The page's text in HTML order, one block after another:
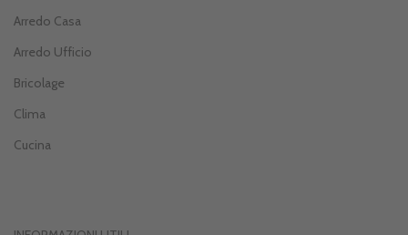
Arredo Casa
Arredo Ufficio
Bricolage
Clima
Cucina